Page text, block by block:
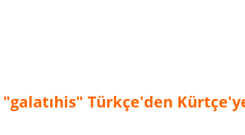
"galatıhis" Türkçe'den